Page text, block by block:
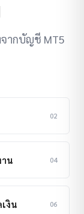
ากบัญชี MT5
02
น 04
งิน 06